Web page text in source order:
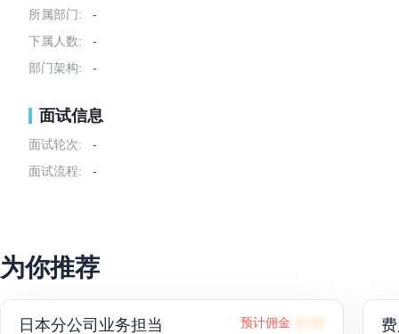
所属部门:
-
下属人数:
-
部门架构:
-
面试信息
面试轮次:
-
面试流程:
-
为你推荐
日本分公司业务担当 预计佣金